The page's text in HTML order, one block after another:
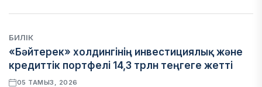
БИЛІК
«Бәйтерек» холдингінің инвестициялық және
кредиттік портфелі 14,3 трлн теңгеге жетті
05 ТАМЫЗ, 2026